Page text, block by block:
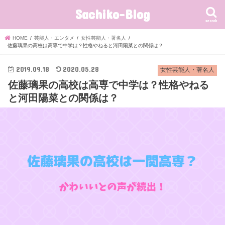
Sachiko-Blog search
HOME 芸能人・エンタメ
女性芸能人・著名人
佐藤璃果の高校は高専で中学は？性格やねると河田陽菜との関係は？
女性芸能人・著名人
2019.09.18 2020.05.28
佐藤璃果の高校は高専で中学は？性格やねる
と河田陽菜との関係は？